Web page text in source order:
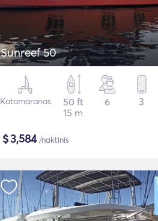
Sunreef 50
Katamaranas
50 ft
15 m
6 3
$3,584/naktinis